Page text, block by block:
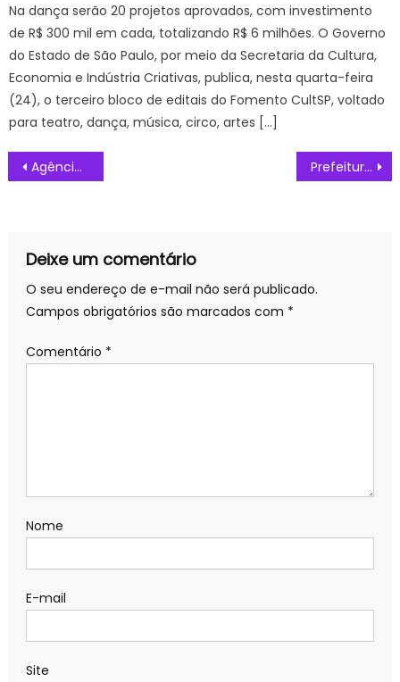
Na dança serão 20 projetos aprovados, com investimento
de R$ 300 mil em cada, totalizando R$ 6 milhões. O Governo
do Estado de São Paulo, por meio da Secretaria da Cultura,
Economia e Indústria Criativas, publica, nesta quarta-feira
(24), o terceiro bloco de editais do Fomento CultSP, voltado
para teatro, dança, música, circo, artes […]
Navegação
de
Agência Minas Gerais | Reparação Brumadinho: Em dois anos de operação, Programa de Transferência de Renda movimenta economia e proporciona dignidade a mais de 130 mil pessoas Prefeitura de Cuiab | Prefeitura convoca candidatos nomeados nos cargos de Professor, TAE, TNE e TDI
Deixe um comentário
O seu endereço de e-mail não será publicado.
Campos obrigatórios são marcados com *
Comentário *
Nome
E-mail
Site